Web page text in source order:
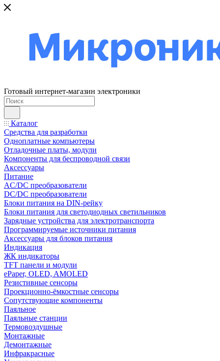
Готовый интернет-магазин электроники
Каталог
Средства для разработки
Одноплатные компьютеры
Отладочные платы, модули
Компоненты для беспроводной связи
Аксессуары
Питание
AC/DC преобразователи
DC/DC преобразователи
Блоки питания на DIN-рейку
Блоки питания для светодиодных светильников
Зарядные устройства для электротранспорта
Программируемые источники питания
Аксессуары для блоков питания
Индикация
ЖК индикаторы
TFT панели и модули
ePaper, OLED, AMOLED
Резистивные сенсоры
Проекционно-ёмкостные сенсоры
Сопутствующие компоненты
Паяльное
Паяльные станции
Термовоздушные
Монтажные
Демонтажные
Инфракрасные